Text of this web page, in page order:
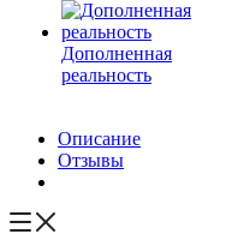
Дополненная
реальность
Описание
Отзывы